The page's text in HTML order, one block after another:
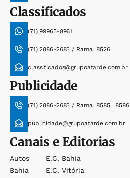
Classificados
(71) 99965-8961
(71) 2886-2683 / Ramal 8526
classificados@grupoatarde.com.br
Publicidade
(71) 2886-2683 / Ramal 8585 | 8586
publicidade@grupoatarde.com.br
Canais e Editorias
Autos
Bahia
E.c. Bahia
E.c. Vitória